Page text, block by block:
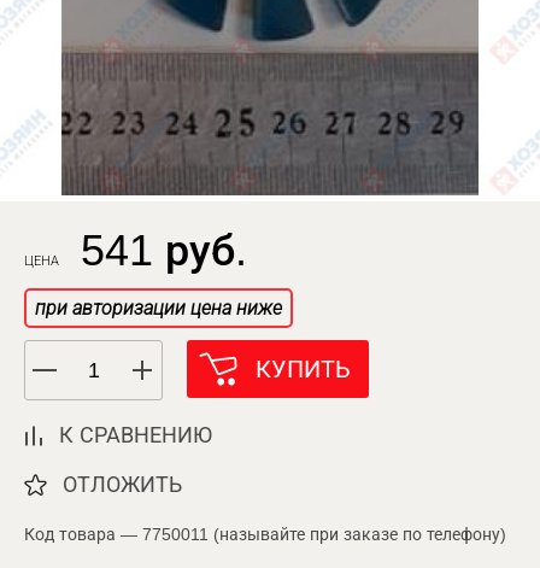
ЦЕНА 541 руб.
при авторизации цена ниже
КУПИТЬ
К СРАВНЕНИЮ
ОТЛОЖИТЬ
Код товара — 7750011 (называйте при заказе по телефону)